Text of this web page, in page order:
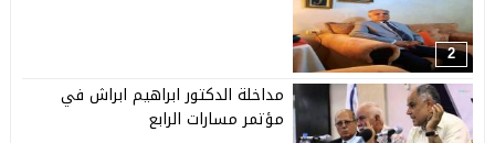
2
مداخلة الدكتور ابراهيم ابراش في
مؤتمر مسارات الرابع